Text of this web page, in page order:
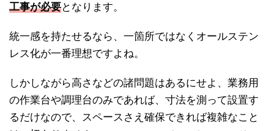
工事が必要となります。
統一感を持たせるなら、一箇所ではなくオールステン
レス化が一番理想ですよね。
しかしながら高さなどの諸問題はあるにせよ、業務用
の作業台や調理台のみであれば、寸法を測って設置す
るだけなので、スペースさえ確保できれば複雑なこと